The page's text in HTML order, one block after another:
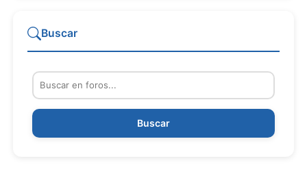
Buscar
Buscar